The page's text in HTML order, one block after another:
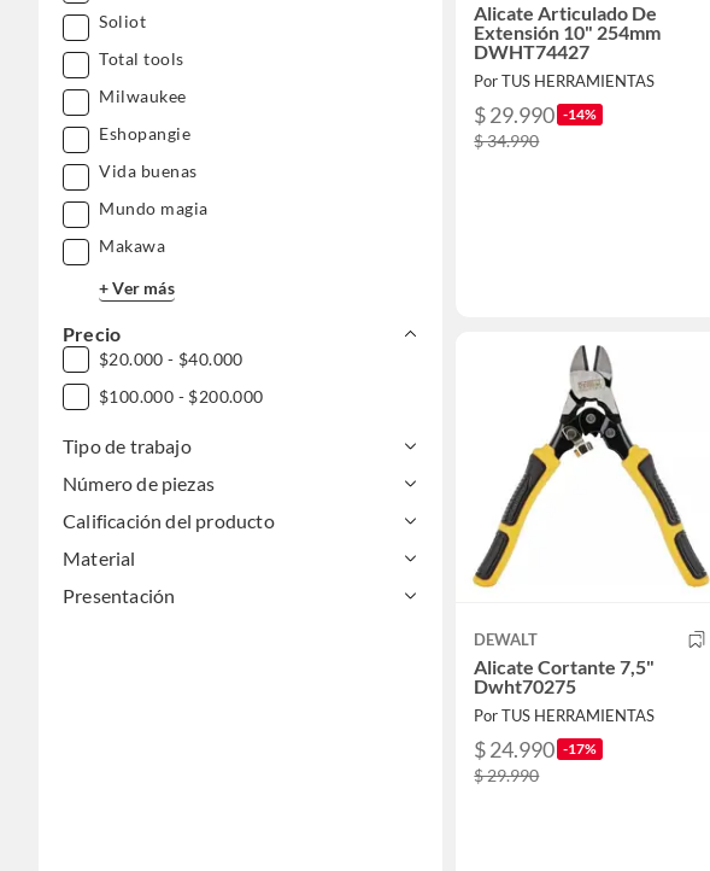
Soliot
Total tools
Milwaukee
Eshopangie
Vida buenas
Mundo magia
Makawa
+ Ver más
Precio
$20.000 - $40.000
$100.000 - $200.000
Tipo de trabajo
Número de piezas
Calificación del producto
Material
Presentación
Alicate Articulado De
Extensión 10" 254mm
DWHT74427
Por TUS HERRAMIENTAS
$ 29.990 -14%
$ 34.990
DEWALT
Alicate Cortante 7,5"
Dwht70275
Por TUS HERRAMIENTAS
$ 24.990 -17%
$ 29.990